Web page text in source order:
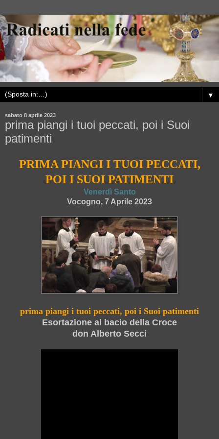
▼
sabato 8 aprile 2023
prima piangi i tuoi peccati, poi i Suoi
patimenti
PRIMA PIANGI I TUOI PECCATI,
POI I SUOI PATIMENTI
Venerdì Santo
Vocogno, 7 Aprile 2023
prima piangi i tuoi peccati, poi i Suoi patimenti
Esortazione al bacio della Croce
don Alberto Secci